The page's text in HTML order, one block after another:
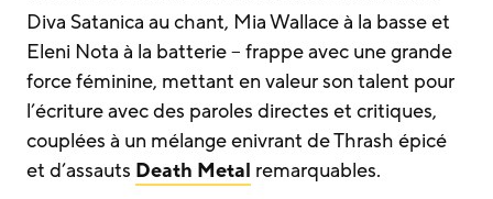
Diva Satanica au chant, Mia Wallace à la basse et
Eleni Nota à la batterie – frappe avec une grande
force féminine, mettant en valeur son talent pour
l’écriture avec des paroles directes et critiques,
couplées à un mélange enivrant de Thrash épicé
et d’assauts Death Metal remarquables.